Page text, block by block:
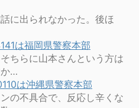
に出られなかった。後ほ
は福岡県警察本部
ちらに山本さんという方は
か…
は沖縄県警察本部
の不具合で、反応し辛くな